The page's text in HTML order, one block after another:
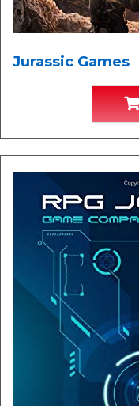
Jurassic Games